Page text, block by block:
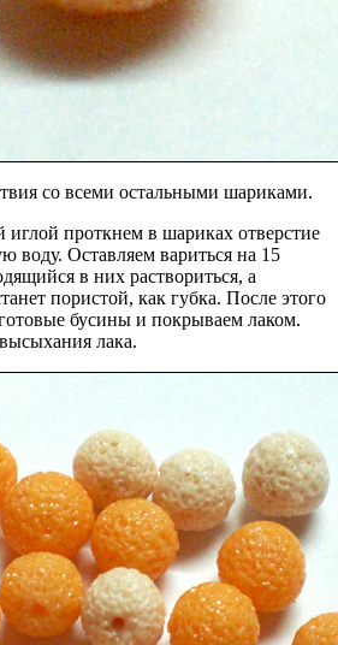
со всеми остальными шариками.
иглой проткнем в шариках отверстие
воду. Оставляем вариться на 15
в них раствориться, а
пористой, как губка. После этого
бусины и покрываем лаком.
лака.